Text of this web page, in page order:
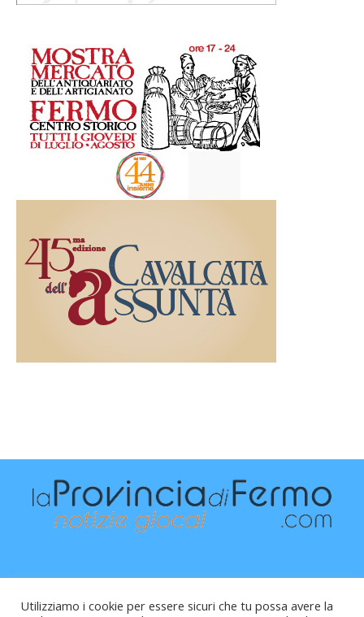
Utilizziamo i cookie per essere sicuri che tu possa avere la